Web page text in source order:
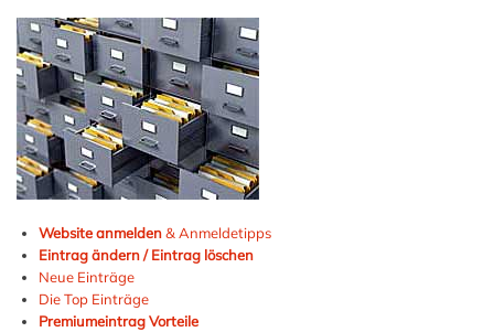
Website anmelden& Anmeldetipps
Eintrag ändern / Eintrag löschen
Neue Einträge
Die Top Einträge
Premiumeintrag Vorteile